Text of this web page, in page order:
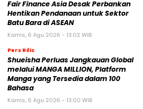
Fair Finance Asia Desak Perbankan
Hentikan Pendanaan untuk Sektor
Batu Bara di ASEAN
Kamis, 6 Agu 2026 - 13:02 WIB
Pers Rilis
Shueisha Perluas Jangkauan Global
melalui MANGA MILLION, Platform
Manga yang Tersedia dalam 100
Bahasa
Kamis, 6 Agu 2026 - 13:00 WIB